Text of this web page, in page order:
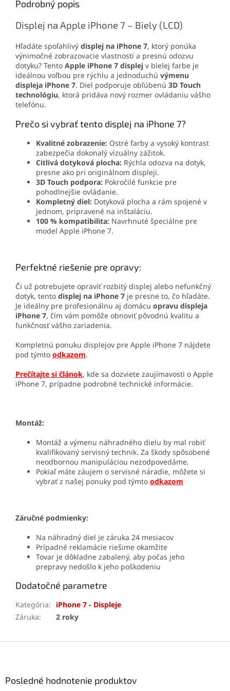
Podrobný popis
Displej na Apple iPhone 7 – Biely (LCD)
Hľadáte spoľahlivý displej na iPhone 7, ktorý ponúka
výnimočné zobrazovacie vlastnosti a presnú odozvu
dotyku? Tento Apple iPhone 7 displej v bielej farbe je
ideálnou voľbou pre rýchlu a jednoduchú výmenu
displeja iPhone 7. Diel podporuje obľúbenú 3D Touch
technológiu, ktorá pridáva nový rozmer ovládaniu vášho
telefónu.
Prečo si vybrať tento displej na iPhone 7?
Kvalitné zobrazenie: Ostré farby a vysoký kontrast
zabezpečia dokonalý vizuálny zážitok.
Citlivá dotyková plocha: Rýchla odozva na dotyk,
presne ako pri originálnom displeji.
3D Touch podpora: Pokročilé funkcie pre
pohodlnejšie ovládanie.
Kompletný diel: Dotyková plocha a rám spojené v
jednom, pripravené na inštaláciu.
100 % kompatibilita: Navrhnuté špeciálne pre
model Apple iPhone 7.
Perfektné riešenie pre opravy:
Či už potrebujete opraviť rozbitý displej alebo nefunkčný
dotyk, tento displej na iPhone 7 je presne to, čo hľadáte.
Je ideálny pre profesionálnu aj domácu opravu displeja
iPhone 7, čím vám pomôže obnoviť pôvodnú kvalitu a
funkčnosť vášho zariadenia.
Kompletnú ponuku displejov pre Apple iPhone 7 nájdete
pod týmto odkazom.
Prečítajte si článok, kde sa dozviete zaujímavosti o Apple
iPhone 7, prípadne podrobné technické informácie.
Montáž:
Montáž a výmenu náhradného dielu by mal robiť
kvalifikovaný servisný technik. Za škody spôsobené
neodbornou manipuláciou nezodpovedáme.
Pokiaľ máte záujem o servisné náradie, môžete si
vybrať z našej ponuky pod týmto odkazom
Záručné podmienky:
Na náhradný diel je záruka 24 mesiacov
Prípadné reklamácie riešime okamžite
Tovar je dôkladne zabalený, aby počas jeho
prepravy nedošlo k jeho poškodeniu
Dodatočné parametre
Kategória:
iPhone 7 - Displeje
Záruka: 2 roky
Posledné hodnotenie produktov